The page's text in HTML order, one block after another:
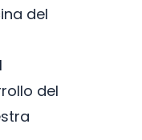
del
del